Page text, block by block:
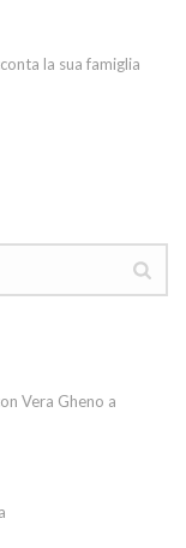
la sua famiglia
Vera Gheno a